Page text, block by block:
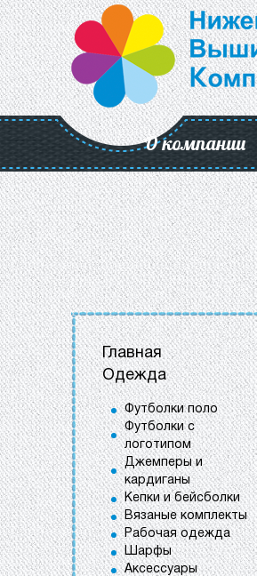
О компании
Главная
Одежда
Футболки поло
Футболки с
логотипом
Джемперы и
кардиганы
Кепки и бейсболки
Вязаные комплекты
Рабочая одежда
Шарфы
Аксессуары